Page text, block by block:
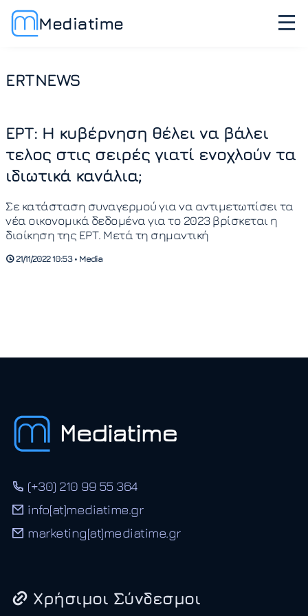
Mediatime
ERTNEWS
ΕΡΤ: Η κυβέρνηση θέλει να βάλει
τελος στις σειρές γιατί ενοχλούν τα
ιδιωτικά κανάλια;
Σε κατάσταση συναγερμού για να αντιμετωπίσει τα
νέα οικονομικά δεδομένα για το 2023 βρίσκεται η
διοίκηση της ΕΡΤ. Μετά τη σημαντική
21/11/2022 10:53 • Media
(+30) 210 99 55 364
info[at]mediatime.gr
marketing[at]mediatime.gr
Χρήσιμοι Σύνδεσμοι